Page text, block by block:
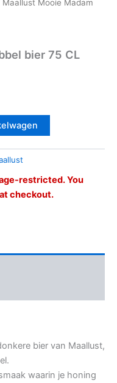
Maallust Mooie Madam
bier 75 CL
restricted. You
checkout.
bier van Maallust,
waarin je honing